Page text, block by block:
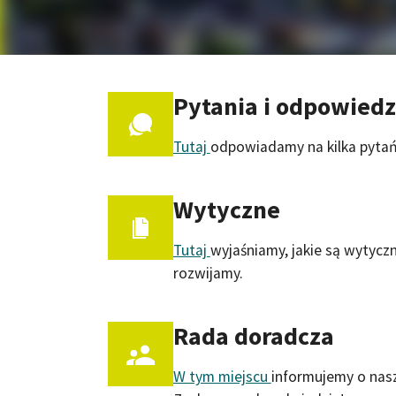
Pytania i
Tutaj odpowiadamy na kilka
Wytyczne
Tutaj wyjaśniamy, jakie są
rozwijamy.
Rada doradcza
W tym miejscu informujemy o